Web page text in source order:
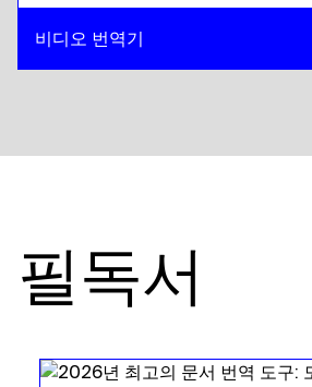
비디오 번역기
필독서